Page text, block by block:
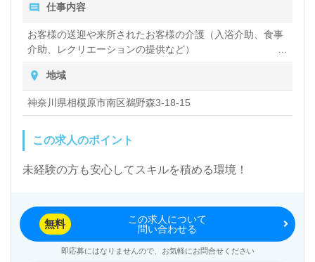
・賞与（年2回）
・昇給（年1回）
仕事内容
お客様の送迎や来所されたお客様の介護（入浴介助、食事
介助、レクリエーションの提供など）
お客様の自宅に訪問し必要な介護（食事作り 更衣解除
排泄介助など）を行います。
会社名 ：セントケア・ホールディング株式会社（英文
資本金 ：1,764,646,972円（2021年7月末日時点）
業務内容：セントケアグループは「福祉・介護を通じて未
来社会に貢献する」というビジョンを掲げ、訪問介護・訪
地域
神奈川県相模原市南区鵜野森3-18-15
この求人のポイント
未経験の方も安心してスキルを積める環境！
無料
この求人について
問い合わせる
即応募にはなりませんので、お気軽にお問合せください